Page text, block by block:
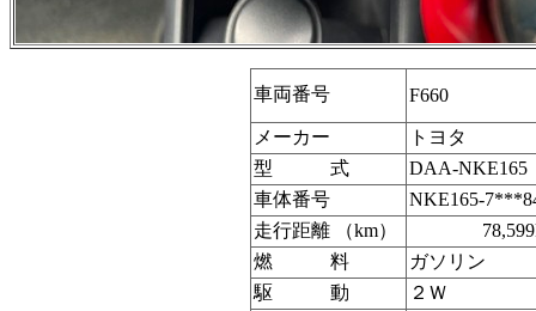
車両番号 F660
メーカー
トヨタ
型 式
DAA-NKE165
車体番号
NKE165-
走行距離 （km）
燃 料
ガソリン
駆 動
２Ｗ